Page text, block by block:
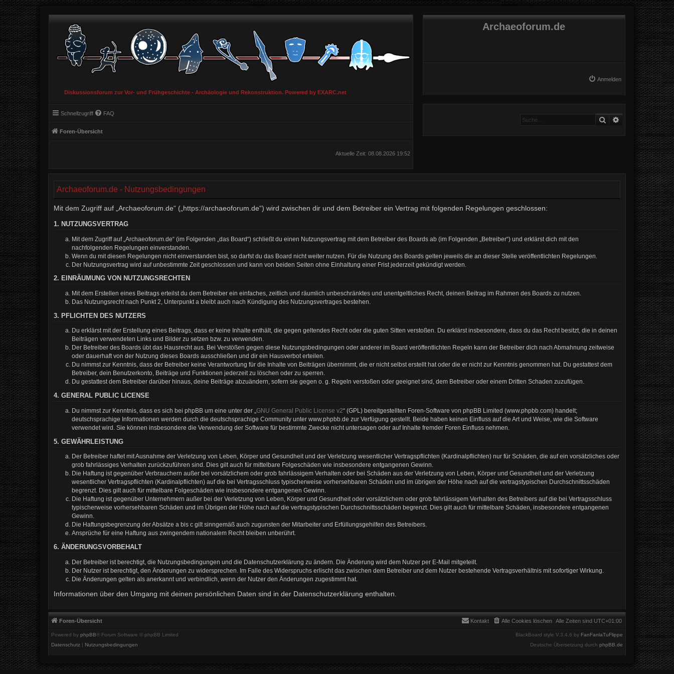
Diskussionsforum zur Vor- und Frühgeschichte - Archäologie und Rekonstruktion. Powered by EXARC.net
Archaeoforum.de
Anmelden
Schnellzugriff FAQ
Foren-Übersicht
Suche Erweiterte Suche
Aktuelle Zeit: 08.08.2026 19:52
Archaeoforum.de - Nutzungsbedingungen
Mit dem Zugriff auf „Archaeoforum.de“ („https://archaeoforum.de“) wird zwischen dir und dem Betreiber ein Vertrag mit folgenden Regelungen geschlossen:
1. NUTZUNGSVERTRAG
Mit dem Zugriff auf „Archaeoforum.de“ (im Folgenden „das Board“) schließt du einen Nutzungsvertrag mit dem Betreiber des Boards ab (im Folgenden „Betreiber“) und erklärst dich mit den
nachfolgenden Regelungen einverstanden.
Wenn du mit diesen Regelungen nicht einverstanden bist, so darfst du das Board nicht weiter nutzen. Für die Nutzung des Boards gelten jeweils die an dieser Stelle veröffentlichten Regelungen.
Der Nutzungsvertrag wird auf unbestimmte Zeit geschlossen und kann von beiden Seiten ohne Einhaltung einer Frist jederzeit gekündigt werden.
2. EINRÄUMUNG VON NUTZUNGSRECHTEN
Mit dem Erstellen eines Beitrags erteilst du dem Betreiber ein einfaches, zeitlich und räumlich unbeschränktes und unentgeltliches Recht, deinen Beitrag im Rahmen des Boards zu nutzen.
Das Nutzungsrecht nach Punkt 2, Unterpunkt a bleibt auch nach Kündigung des Nutzungsvertrages bestehen.
3. PFLICHTEN DES NUTZERS
Du erklärst mit der Erstellung eines Beitrags, dass er keine Inhalte enthält, die gegen geltendes Recht oder die guten Sitten verstoßen. Du erklärst insbesondere, dass du das Recht besitzt, die in deinen
Beiträgen verwendeten Links und Bilder zu setzen bzw. zu verwenden.
Der Betreiber des Boards übt das Hausrecht aus. Bei Verstößen gegen diese Nutzungsbedingungen oder anderer im Board veröffentlichten Regeln kann der Betreiber dich nach Abmahnung zeitweise
oder dauerhaft von der Nutzung dieses Boards ausschließen und dir ein Hausverbot erteilen.
Du nimmst zur Kenntnis, dass der Betreiber keine Verantwortung für die Inhalte von Beiträgen übernimmt, die er nicht selbst erstellt hat oder die er nicht zur Kenntnis genommen hat. Du gestattest dem
Betreiber, dein Benutzerkonto, Beiträge und Funktionen jederzeit zu löschen oder zu sperren.
Du gestattest dem Betreiber darüber hinaus, deine Beiträge abzuändern, sofern sie gegen o. g. Regeln verstoßen oder geeignet sind, dem Betreiber oder einem Dritten Schaden zuzufügen.
4. GENERAL PUBLIC LICENSE
Du nimmst zur Kenntnis, dass es sich bei phpBB um eine unter der „ GNU General Public License v2“ (GPL) bereitgestellten Foren-Software von phpBB Limited (www.phpbb.com) handelt;
deutschsprachige Informationen werden durch die deutschsprachige Community unter www.phpbb.de zur Verfügung gestellt. Beide haben keinen Einfluss auf die Art und Weise, wie die Software
verwendet wird. Sie können insbesondere die Verwendung der Software für bestimmte Zwecke nicht untersagen oder auf Inhalte fremder Foren Einfluss nehmen.
5. GEWÄHRLEISTUNG
Der Betreiber haftet mit Ausnahme der Verletzung von Leben, Körper und Gesundheit und der Verletzung wesentlicher Vertragspflichten (Kardinalpflichten) nur für Schäden, die auf ein vorsätzliches oder
grob fahrlässiges Verhalten zurückzuführen sind. Dies gilt auch für mittelbare Folgeschäden wie insbesondere entgangenen Gewinn.
Die Haftung ist gegenüber Verbrauchern außer bei vorsätzlichem oder grob fahrlässigem Verhalten oder bei Schäden aus der Verletzung von Leben, Körper und Gesundheit und der Verletzung
wesentlicher Vertragspflichten (Kardinalpflichten) auf die bei Vertragsschluss typischerweise vorhersehbaren Schäden und im übrigen der Höhe nach auf die vertragstypischen Durchschnittsschäden
begrenzt. Dies gilt auch für mittelbare Folgeschäden wie insbesondere entgangenen Gewinn.
Die Haftung ist gegenüber Unternehmern außer bei der Verletzung von Leben, Körper und Gesundheit oder vorsätzlichem oder grob fahrlässigem Verhalten des Betreibers auf die bei Vertragsschluss
typischerweise vorhersehbaren Schäden und im Übrigen der Höhe nach auf die vertragstypischen Durchschnittsschäden begrenzt. Dies gilt auch für mittelbare Schäden, insbesondere entgangenen
Gewinn.
Die Haftungsbegrenzung der Absätze a bis c gilt sinngemäß auch zugunsten der Mitarbeiter und Erfüllungsgehilfen des Betreibers.
Ansprüche für eine Haftung aus zwingendem nationalem Recht bleiben unberührt.
6. ÄNDERUNGSVORBEHALT
Der Betreiber ist berechtigt, die Nutzungsbedingungen und die Datenschutzerklärung zu ändern. Die Änderung wird dem Nutzer per E-Mail mitgeteilt.
Der Nutzer ist berechtigt, den Änderungen zu widersprechen. Im Falle des Widerspruchs erlischt das zwischen dem Betreiber und dem Nutzer bestehende Vertragsverhältnis mit sofortiger Wirkung.
Die Änderungen gelten als anerkannt und verbindlich, wenn der Nutzer den Änderungen zugestimmt hat.
Informationen über den Umgang mit deinen persönlichen Daten sind in der Datenschutzerklärung enthalten.
Foren-Übersicht Alle Zeiten sind UTC+01:00
Alle Cookies löschen
Kontakt
Powered by phpBB® Forum Software © phpBB Limited BlackBoard style V.3.4.6 by FanFanlaTuFlippe
Deutsche Übersetzung durch phpBB.de
Datenschutz | Nutzungsbedingungen